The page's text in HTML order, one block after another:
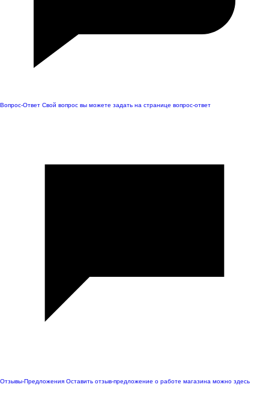
Вопрос-Ответ Свой вопрос вы можете задать на странице вопрос-ответ
Отзывы-Предложения Оставить отзыв-предложение о работе магазина можно здесь